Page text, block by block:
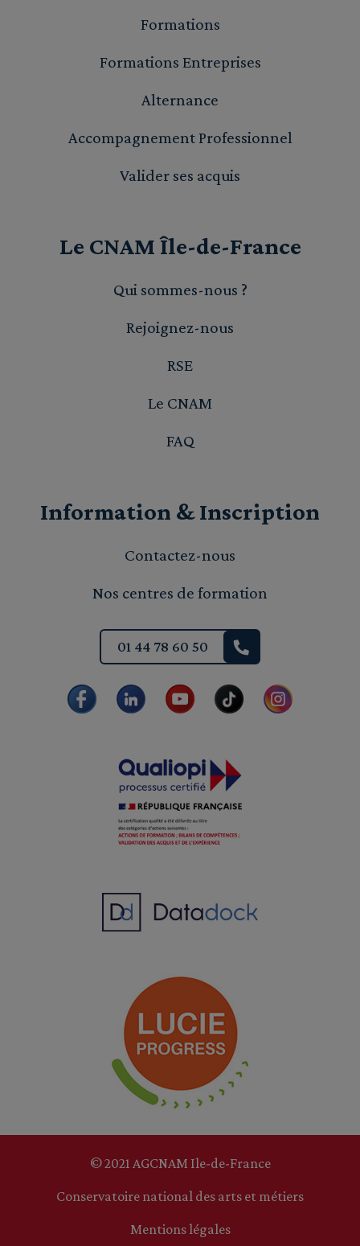
Formations
Formations Entreprises
Alternance
Accompagnement Professionnel
Valider ses acquis
Le CNAM Île-de-France
Qui sommes-nous ?
Rejoignez-nous
RSE
Le CNAM
FAQ
Information & Inscription
Contactez-nous
Nos centres de formation
01 44 78 60 50
© 2021 AGCNAM Ile-de-France
Conservatoire national des arts et métiers
Mentions légales